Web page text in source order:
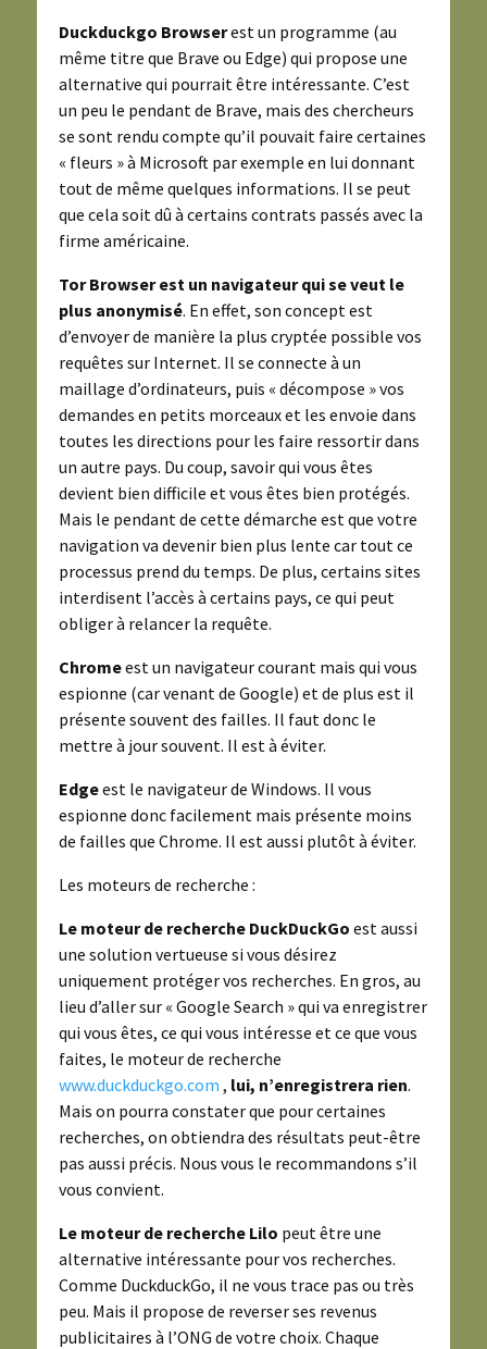
Duckduckgo Browserest un programme (au
même titre que Brave ou Edge) qui propose une
alternative qui pourrait être intéressante. C’est
un peu le pendant de Brave, mais des chercheurs
se sont rendu compte qu’il pouvait faire certaines
« fleurs » à Microsoft par exemple en lui donnant
tout de même quelques informations. Il se peut
que cela soit dû à certains contrats passés avec la
firme américaine.
Tor Browser est un navigateur qui se veut le
plus anonymisé. En effet, son concept est
d’envoyer de manière la plus cryptée possible vos
requêtes sur Internet. Il se connecte à un
maillage d’ordinateurs, puis « décompose » vos
demandes en petits morceaux et les envoie dans
toutes les directions pour les faire ressortir dans
un autre pays. Du coup, savoir qui vous êtes
devient bien difficile et vous êtes bien protégés.
Mais le pendant de cette démarche est que votre
navigation va devenir bien plus lente car tout ce
processus prend du temps. De plus, certains sites
interdisent l’accès à certains pays, ce qui peut
obliger à relancer la requête.
Chromeest un navigateur courant mais qui vous
espionne (car venant de Google) et de plus est il
présente souvent des failles. Il faut donc le
mettre à jour souvent. Il est à éviter.
Edgeest le navigateur de Windows. Il vous
espionne donc facilement mais présente moins
de failles que Chrome. Il est aussi plutôt à éviter.
Les moteurs de recherche :
Le moteur de recherche DuckDuckGo est aussi
une solution vertueuse si vous désirez
uniquement protéger vos recherches. En gros, au
lieu d’aller sur « Google Search » qui va enregistrer
qui vous êtes, ce qui vous intéresse et ce que vous
faites, le moteur de recherche
www.duckduckgo.com , lui, n’enregistrera rien.
Mais on pourra constater que pour certaines
recherches, on obtiendra des résultats peut-être
pas aussi précis. Nous vous le recommandons s’il
vous convient.
Le moteur de recherche Lilo peut être une
alternative intéressante pour vos recherches.
Comme DuckduckGo, il ne vous trace pas ou très
peu. Mais il propose de reverser ses revenus
publicitaires à l’ONG de votre choix. Chaque